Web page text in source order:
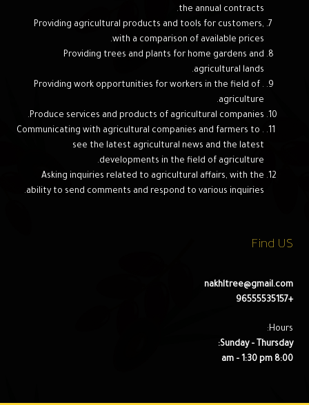
the annual contracts.
Providing agricultural products and tools for customers,
with a comparison of available prices.
Providing trees and plants for home gardens and
agricultural lands.
. Providing work opportunities for workers in the field of
agriculture.
Produce services and products of agricultural companies.
. Communicating with agricultural companies and farmers to
see the latest agricultural news and the latest
developments in the field of agriculture.
Asking inquiries related to agricultural affairs, with the
ability to send comments and respond to various inquiries.
Find US
nakhltree@gmail.com
+96555535157
Hours:
Sunday – Thursday:
8:00 am – 1:30 pm